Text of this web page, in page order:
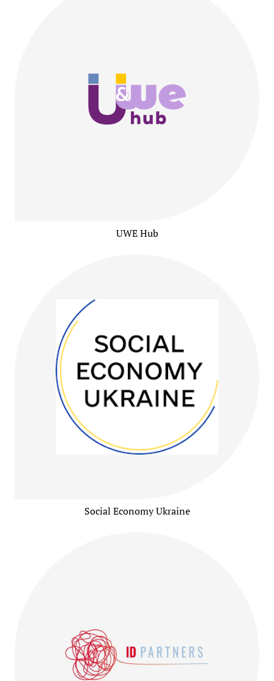
UWE Hub
Social Economy Ukraine